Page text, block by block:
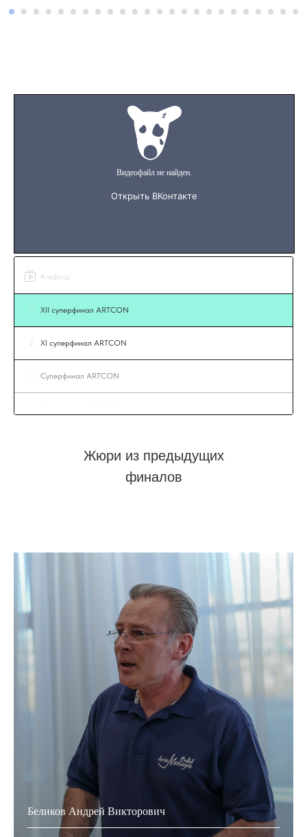
4 videos
1 XII суперфинал ARTCON
2 XI суперфинал ARTCON
Суперфинал ARTCON
Жюри из предыдущих
финалов
Беликов Андрей Викторович